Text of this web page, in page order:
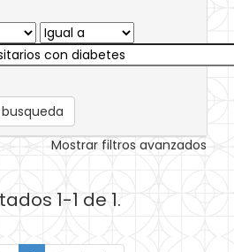
Mostrar filtros avanzados
1-1 de 1.